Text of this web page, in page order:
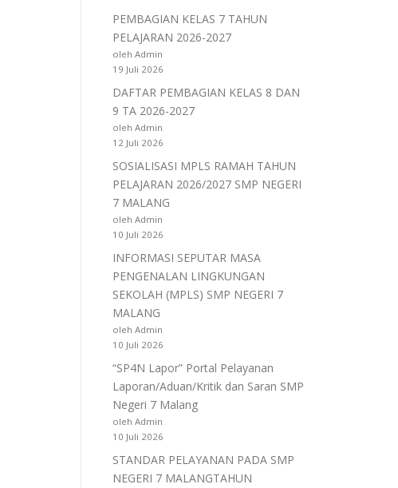
PEMBAGIAN KELAS 7 TAHUN
PELAJARAN 2026-2027
oleh Admin
19 Juli 2026
DAFTAR PEMBAGIAN KELAS 8 DAN
9 TA 2026-2027
oleh Admin
12 Juli 2026
SOSIALISASI MPLS RAMAH TAHUN
PELAJARAN 2026/2027 SMP NEGERI
7 MALANG
oleh Admin
10 Juli 2026
INFORMASI SEPUTAR MASA
PENGENALAN LINGKUNGAN
SEKOLAH (MPLS) SMP NEGERI 7
MALANG
oleh Admin
10 Juli 2026
“SP4N Lapor” Portal Pelayanan
Laporan/Aduan/Kritik dan Saran SMP
Negeri 7 Malang
oleh Admin
10 Juli 2026
STANDAR PELAYANAN PADA SMP
NEGERI 7 MALANGTAHUN